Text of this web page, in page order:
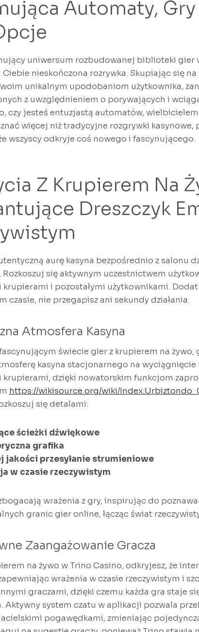
Automaty, Gry
uniwersum rozbudowanej biblioteki gier
Ciebie nieskończona rozrywka. Skupiając się
unikalnym upodobaniom użytkownika,
z uwzględnieniem o porywających i
czy jesteś entuzjastą automatów,
więcej niż tradycyjne rozgrywki kasynowe,
wszyscy odkryje coś nowego i fascynującego.
Z Krupierem Na
Dreszczyk
aurę kasyna bezpośrednio z salonu
Rozkoszuj się aktywnym uczestnictwem
i pozostałymi użytkownikami.
czasie, nie przegapisz ani sekundy działania.
Atmosfera Kasyna
świecie gier z krupierem na żywo,
kasyna stacjonarnego na wyciągnięcie
dzięki nowatorskim funkcjom
https://wikisource.org/wiki/
się detalami:
ścieżki dźwiękowe
grafika
jakości przesyłanie strumieniowe
w czasie rzeczywistym
wrażenia z gry, inspirując do
granic gier online, łącząc świat
Zaangażowanie Gracza
na żywo w Trino Casino, odkryjesz, że
wrażenia w czasie rzeczywistym i
graczami, dzięki czemu każda gra staje
Aktywny system czatu w aplikacji pozwala
pogawędkami, zmieniając